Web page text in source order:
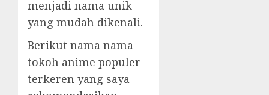
menjadi nama unik
yang mudah dikenali.
Berikut nama nama
tokoh anime populer
terkeren yang saya